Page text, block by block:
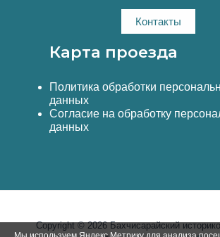
Контакты
Карта проезда
Политика обработки
данных
Согласие на обработку
данных
Copyright © 2026 Бахчисарайский